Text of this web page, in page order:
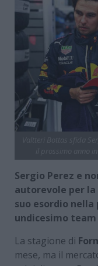
Sergio Perez e
autorevole per la
suo esordio
undicesimo
La stagione di
mese, ma il